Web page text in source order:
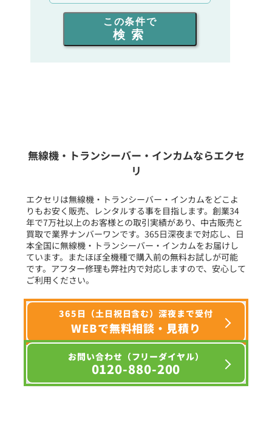
出力を選ぶ
同時通話人数を選ぶ
フリーワード入力(製品名等)
選択条件をリセット
この条件で
検索
無線機・トランシーバー・インカムならエクセ
リ
エクセリは無線機・トランシーバー・インカムをどこよ
りもお安く販売、レンタルする事を目指します。創業34
年で7万社以上のお客様との取引実績があり、中古販売と
買取で業界ナンバーワンです。365日深夜まで対応し、日
本全国に無線機・トランシーバー・インカムをお届けし
ています。またほぼ全機種で購入前の無料お試しが可能
です。アフター修理も弊社内で対応しますので、安心して
ご利用ください。
365日（土日祝日含む）深夜まで受付
WEBで無料相談・見積り
お問い合わせ（フリーダイヤル）
0120-880-200